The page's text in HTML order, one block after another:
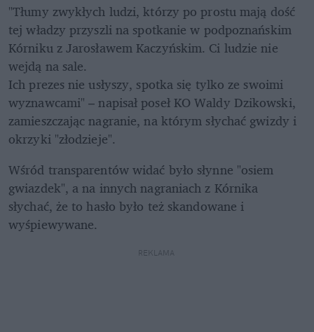
"Tłumy zwykłych ludzi, którzy po prostu mają dość
tej władzy przyszli na spotkanie w podpoznańskim
Kórniku z Jarosławem Kaczyńskim. Ci ludzie nie
wejdą na sale.
Ich prezes nie usłyszy, spotka się tylko ze swoimi
wyznawcami" – napisał poseł KO Waldy Dzikowski,
zamieszczając nagranie, na którym słychać gwizdy i
okrzyki "złodzieje".
Wśród transparentów widać było słynne "osiem
gwiazdek", a na innych nagraniach z Kórnika
słychać, że to hasło było też skandowane i
wyśpiewywane.
REKLAMA